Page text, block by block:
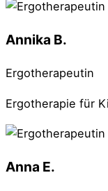
Annika B.
Ergotherapeutin
Ergotherapie für
Anna E.